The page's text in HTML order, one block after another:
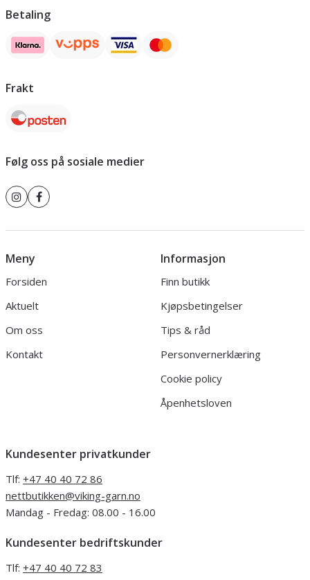
Betaling
Frakt
Følg oss på sosiale medier
Meny
Forsiden
Aktuelt
Om oss
Kontakt
Informasjon
Finn butikk
Kjøpsbetingelser
Tips & råd
Personvernerklæring
Cookie policy
Åpenhetsloven
Kundesenter privatkunder
Tlf: +47 40 40 72 86
nettbutikken@viking-garn.no
Mandag - Fredag: 08.00 - 16.00
Kundesenter bedriftskunder
Tlf: +47 40 40 72 83